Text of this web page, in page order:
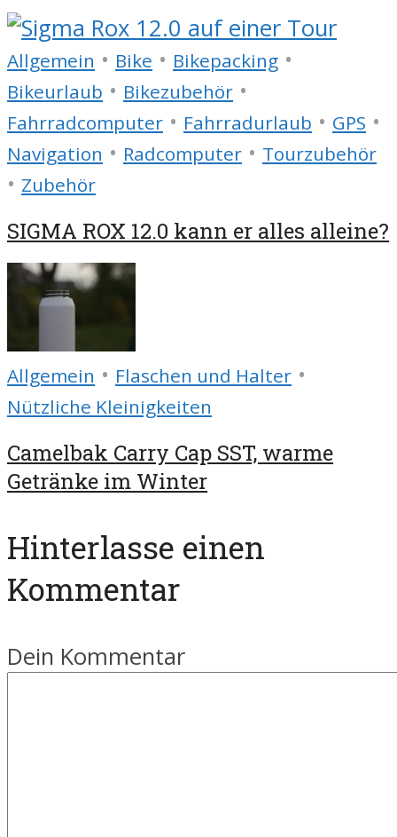
Allgemein • Bike • Bikepacking •
Bikeurlaub • Bikezubehör •
Fahrradcomputer • Fahrradurlaub • GPS •
Navigation • Radcomputer • Tourzubehör
• Zubehör
SIGMA ROX 12.0 kann er alles alleine?
Allgemein • Flaschen und Halter •
Nützliche Kleinigkeiten
Camelbak Carry Cap SST, warme
Getränke im Winter
Hinterlasse einen
Kommentar
Dein Kommentar